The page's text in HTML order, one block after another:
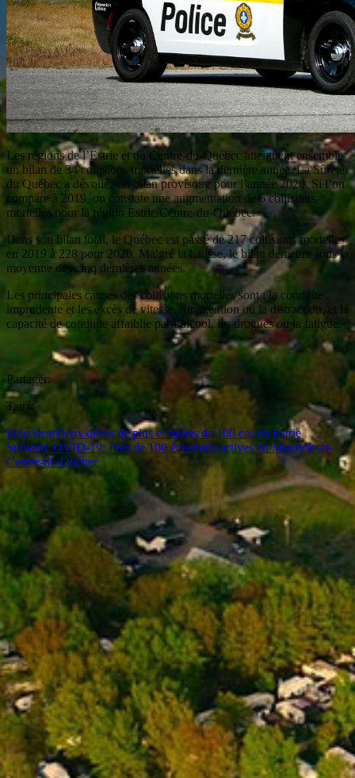
Les régions de l’Estrie et du Centre-du-Québec atteignent ensemble
un bilan de 34 collisions mortelles dans la dernière année. La Sûreté
du Québec a dévoilé son bilan provisoire pour l’année 2020. Si l’on
compare à 2019, on constate une augmentation de 6 collisions
mortelles pour la région Estrie/Centre-du-Québec.
Dans son bilan total, le Québec est passé de 217 collisions mortelles
en 2019 à 228 pour 2020. Malgré la hausse, le bilan demeure sous la
moyenne des cinq dernières années.
Les principales causes des collisions mortelles sont : la conduite
imprudente et les excès de vitesse, l’inattention ou la distraction, et la
capacité de conduite affaiblie par l’alcool, les drogues ou la fatigue.
Partager:
Taux:
PrécédentDeux décès de plus et moins de 100 cas en Estrie
SuivantCOVID-19: Près de 100 éclosions actives en Mauricie-et-
Centre-du-Québec